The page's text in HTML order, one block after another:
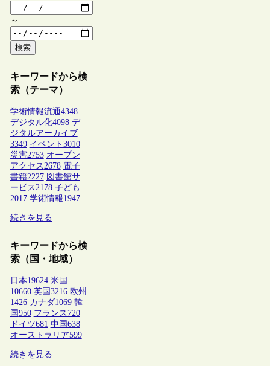
～
検索
キーワードから検
索（テーマ）
学術情報流通4348
デジタル化4098 デ
ジタルアーカイブ
3349 イベント 3010
災害2753 オープン
アクセス2678 電子
書籍2227 図書館サ
ービス2178 子ども
2017 学術情報1947
続きを見る
キーワードから検
索（国・地域）
日本19624 米国
10660 英国 3216 欧州
1426 カナダ1069 韓
国 950 フランス 720
ドイツ681 中国 638
オーストラリア599
続きを見る